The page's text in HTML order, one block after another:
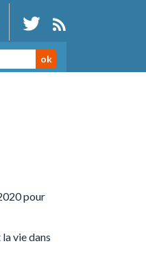
ok
pour
vie dans